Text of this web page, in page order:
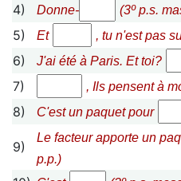
4) Donne- (3º p.s.
5) Et , tu n'est pas
6) J'ai été à Paris. Et toi?
7) , Ils pensent à
8) C'est un paquet pour
9)
Le facteur apporte un
p.p.)